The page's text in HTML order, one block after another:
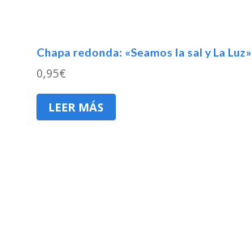
Chapa redonda: «Seamos la sal y La Luz»
0,95€
LEER MÁS